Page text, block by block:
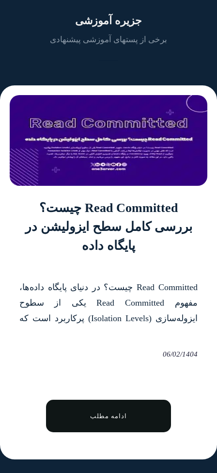
جزیره آموزشی
برخی از پستهای آموزشی پیشنهادی
Read Committed چیست؟
بررسی کامل سطح ایزولیشن در
پایگاه داده
Read Committed چیست؟ در دنیای پایگاه داده‌ها،
مفهوم Read Committed یکی از سطوح
ایزوله‌سازی (Isolation Levels) پرکاربرد است که
06/02/1404
ادامه مطلب